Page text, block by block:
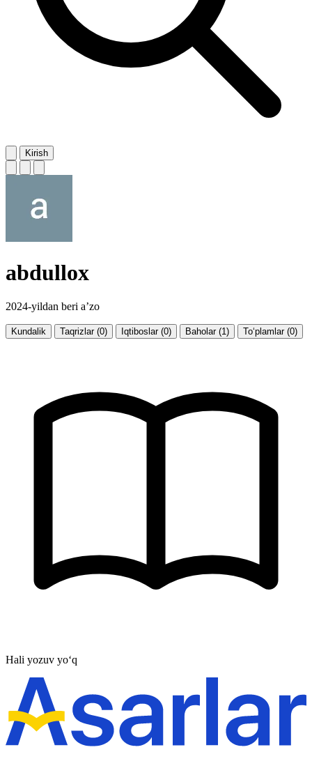
Kirish
abdullox
2024-yildan beri a’zo
Kundalik Taqrizlar (0) Iqtiboslar (0) Baholar (1) To‘plamlar (0)
Hali yozuv yo‘q